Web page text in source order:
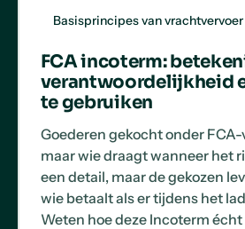
Basisprincipes van vrachtvervoer
FCA incoterm:
verantwoordelijkheid
te gebruiken
Goederen gekocht onder
maar wie draagt wanneer het
een detail, maar de gekozen
wie betaalt als er tijdens het
Weten hoe deze Incoterm